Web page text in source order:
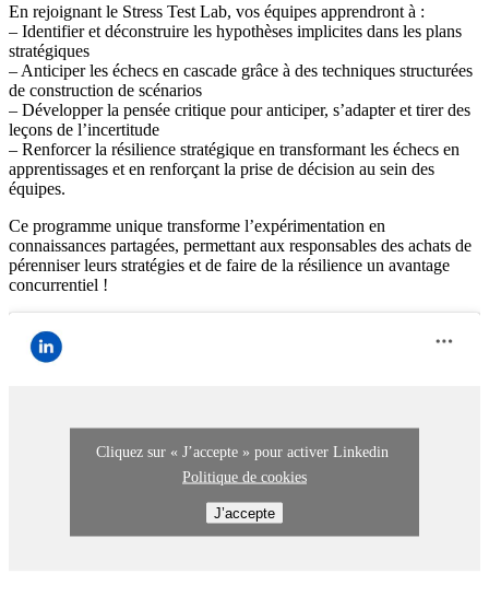
En rejoignant le Stress Test Lab, vos équipes apprendront à :
– Identifier et déconstruire les hypothèses implicites dans les plans
stratégiques
– Anticiper les échecs en cascade grâce à des techniques structurées
de construction de scénarios
– Développer la pensée critique pour anticiper, s’adapter et tirer des
leçons de l’incertitude
– Renforcer la résilience stratégique en transformant les échecs en
apprentissages et en renforçant la prise de décision au sein des
équipes.
Ce programme unique transforme l’expérimentation en
connaissances partagées, permettant aux responsables des achats de
pérenniser leurs stratégies et de faire de la résilience un avantage
concurrentiel !
Cliquez sur « J’accepte » pour activer Linkedin
Politique de cookies
J’accepte